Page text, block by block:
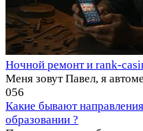
Ночной ремонт и rank-
Меня зовут Павел, я
056
Какие бывают
образовании ?